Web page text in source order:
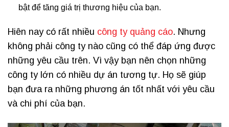
bật để tăng giá trị thương hiệu của bạn.
Hiên nay có rất nhiều công ty quảng cáo. Nhưng
không phải công ty nào cũng có thể đáp ứng được
những yêu cầu trên. Vì vậy bạn nên chọn những
công ty lớn có nhiều dự án tương tự. Họ sẽ giúp
bạn đưa ra những phương án tốt nhất với yêu cầu
và chi phí của bạn.